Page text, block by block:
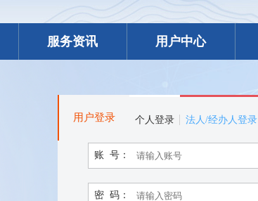
服务资讯 用户中心
用户登录 个人登录 法人/经办人登录
账 号：
密 码：